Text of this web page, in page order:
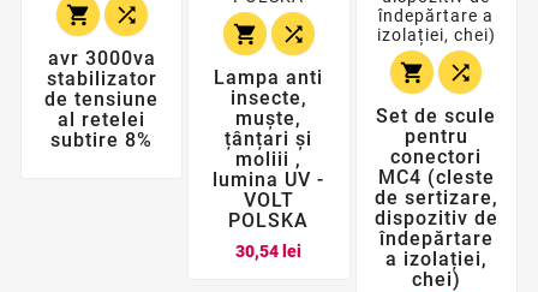
 
avr 3000va
stabilizator
de tensiune
al retelei
subtire 8%
 
Lampa anti
insecte,
muște,
țânțari și
moliii ,
lumina UV -
VOLT
POLSKA
30,54 lei
 
Set de scule
pentru
conectori
MC4 (cleste
de sertizare,
dispozitiv de
îndepărtare
a izolației,
chei)